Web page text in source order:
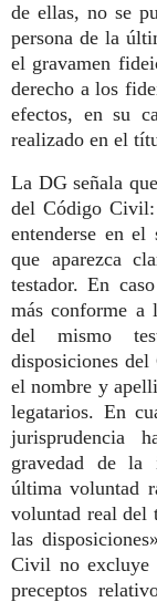
de ellas, no se
persona de la
el gravamen
derecho a los
efectos, en su
realizado en el
La DG señala
del Código Civil:
entenderse en
que aparezca
testador. En
más conforme a
del mismo
disposiciones
el nombre y
legatarios. En
jurisprudencia
gravedad de la
última voluntad
voluntad real del
las
Civil no excluye
preceptos